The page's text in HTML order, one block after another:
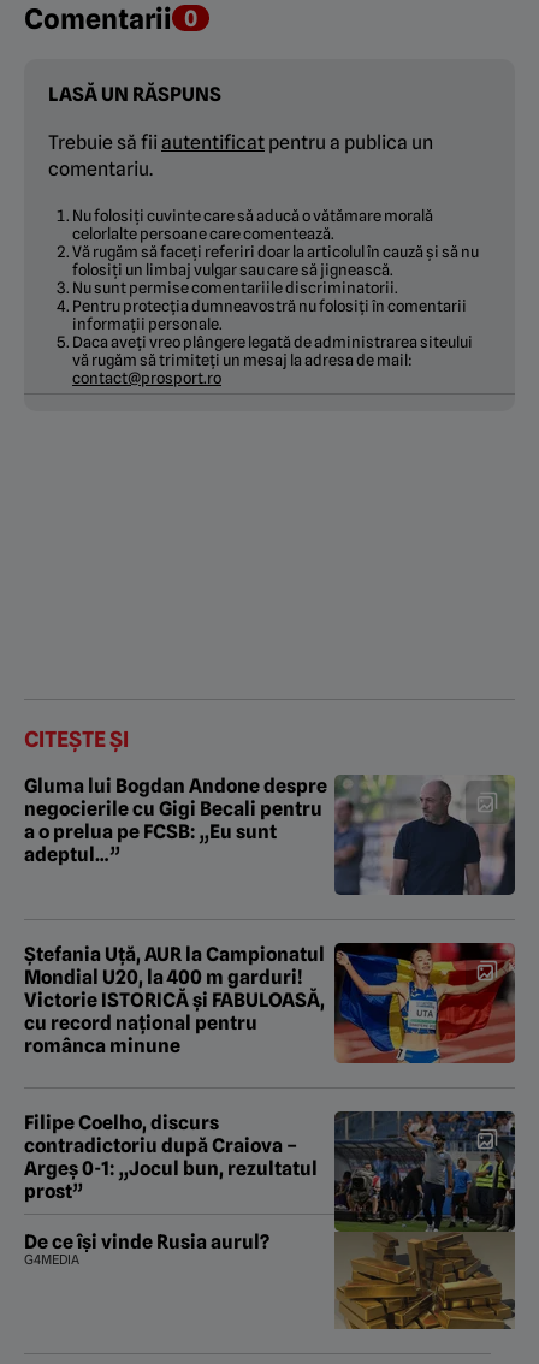
Comentarii 0
LASĂ UN RĂSPUNS
Trebuie să fii autentificat pentru a publica un
comentariu.
Nu folosiți cuvinte care să aducă o vătămare morală
celorlalte persoane care comentează.
Vă rugăm să faceți referiri doar la articolul în cauză și să nu
folosiți un limbaj vulgar sau care să jignească.
Nu sunt permise comentariile discriminatorii.
Pentru protecția dumneavostră nu folosiți în comentarii
informații personale.
Daca aveți vreo plângere legată de administrarea siteului
vă rugăm să trimiteți un mesaj la adresa de mail:
contact@prosport.ro
CITEȘTE ȘI
Gluma lui Bogdan Andone despre
negocierile cu Gigi Becali pentru
a o prelua pe FCSB: „Eu sunt
adeptul…”
Ștefania Uță, AUR la Campionatul
Mondial U20, la 400 m garduri!
Victorie ISTORICĂ și FABULOASĂ,
cu record național pentru
românca minune
Filipe Coelho, discurs
contradictoriu după Craiova –
Argeș 0-1: „Jocul bun, rezultatul
prost”
De ce își vinde Rusia aurul?
G4MEDIA